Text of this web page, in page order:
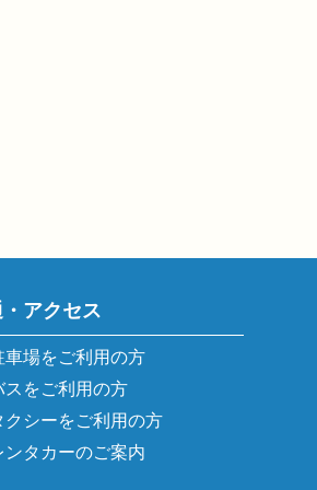
アクセス
車場をご利用の方
スをご利用の方
クシーをご利用の方
ンタカーのご案内